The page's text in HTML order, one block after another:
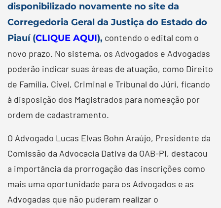
disponibilizado novamente no site da
Corregedoria Geral da Justiça do Estado do
Piauí (CLIQUE AQUI), contendo o edital com o
novo prazo. No sistema, os Advogados e Advogadas
poderão indicar suas áreas de atuação, como Direito
de Família, Cível, Criminal e Tribunal do Júri, ficando
à disposição dos Magistrados para nomeação por
ordem de cadastramento.
O Advogado Lucas Elvas Bohn Araújo, Presidente da
Comissão da Advocacia Dativa da OAB-PI, destacou
a importância da prorrogação das inscrições como
mais uma oportunidade para os Advogados e as
Advogadas que não puderam realizar o